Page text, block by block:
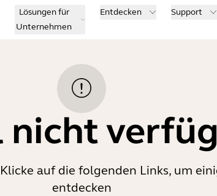
Lösungen für
Unternehmen
Entdecken Support
auf die folgenden Links, um
entdecken